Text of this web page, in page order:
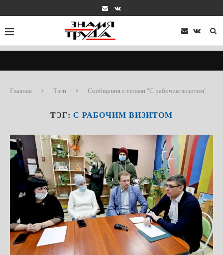
Главная Тэги Сообщения с тегами "С рабочим визитом"
ТЭГ: С РАБОЧИМ ВИЗИТОМ